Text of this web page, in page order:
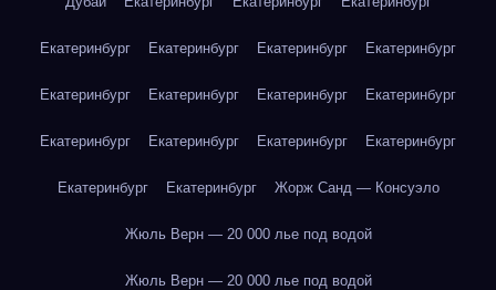
Екатеринбург Екатеринбург Екатеринбург Екатеринбург
Екатеринбург Екатеринбург Екатеринбург Екатеринбург
Екатеринбург Екатеринбург Екатеринбург Екатеринбург
Екатеринбург Екатеринбург Жорж Санд — Консуэло
Жюль Верн — 20 000 лье под водой
Жюль Верн — 20 000 лье под водой